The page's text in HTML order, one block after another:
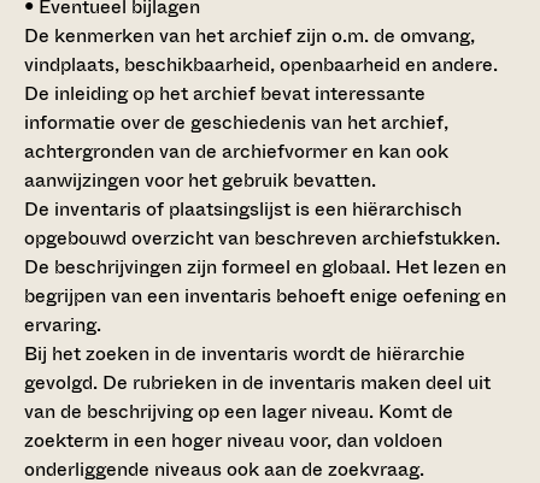
• Eventueel bijlagen
De kenmerken van het archief zijn o.m. de omvang,
vindplaats, beschikbaarheid, openbaarheid en andere.
De inleiding op het archief bevat interessante
informatie over de geschiedenis van het archief,
achtergronden van de archiefvormer en kan ook
aanwijzingen voor het gebruik bevatten.
De inventaris of plaatsingslijst is een hiërarchisch
opgebouwd overzicht van beschreven archiefstukken.
De beschrijvingen zijn formeel en globaal. Het lezen en
begrijpen van een inventaris behoeft enige oefening en
ervaring.
Bij het zoeken in de inventaris wordt de hiërarchie
gevolgd. De rubrieken in de inventaris maken deel uit
van de beschrijving op een lager niveau. Komt de
zoekterm in een hoger niveau voor, dan voldoen
onderliggende niveaus ook aan de zoekvraag.